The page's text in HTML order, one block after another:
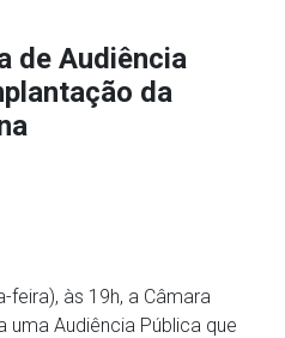
de Audiência
da
feira), às 19h, a Câmara
uma Audiência Pública que